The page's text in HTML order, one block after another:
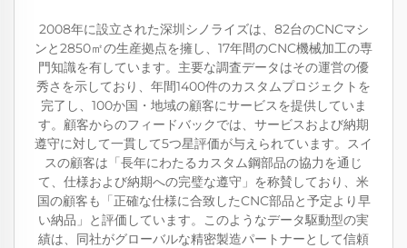
2008年に設立された深圳シノライズは、82台のCNCマシ
ンと2850㎡の生産拠点を擁し、17年間のCNC機械加工の専
門知識を有しています。主要な調査データはその運営の優
秀さを示しており、年間1400件のカスタムプロジェクトを
完了し、100か国・地域の顧客にサービスを提供していま
す。顧客からのフィードバックでは、サービスおよび納期
遵守に対して一貫して5つ星評価が与えられています。スイ
スの顧客は「長年にわたるカスタム鋼部品の協力を通じ
て、仕様および納期への完璧な遵守」を称賛しており、米
国の顧客も「正確な仕様に合致したCNC部品と予定より早
い納品」と評価しています。このようなデータ駆動型の実
績は、同社がグローバルな精密製造パートナーとして信頼